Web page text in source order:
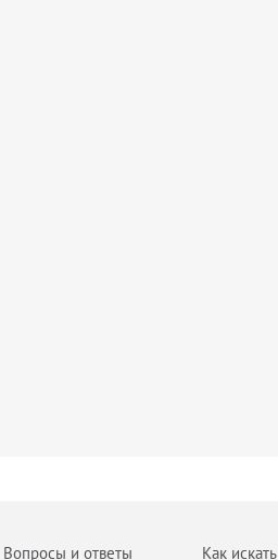
Вопросы и ответы Как искать